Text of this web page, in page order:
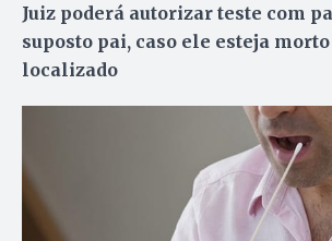
Juiz poderá autorizar teste com
suposto pai, caso ele esteja
localizado